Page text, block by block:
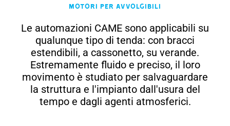
Motori per avvolgibili
Le automazioni CAME sono applicabili su
qualunque tipo di tenda: con bracci
estendibili, a cassonetto, su verande.
Estremamente fluido e preciso, il loro
movimento è studiato per salvaguardare
la struttura e l'impianto dall'usura del
tempo e dagli agenti atmosferici.